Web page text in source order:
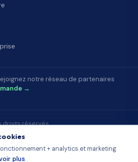
notre réseau de partenaires
→
droits réservés.
Mentions légales
et loiObservatoire DPE
copropriétés
+ analytics et marketing
plus